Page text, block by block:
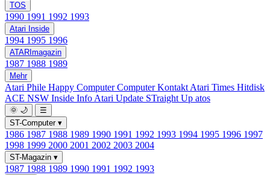
TOS
1990 1991 1992 1993
Atari Inside
1994 1995 1996
ATARImagazin
1987 1988 1989
Mehr
Atari Phile Happy ComputerComputer Kontakt Atari Times Hitdisk
ACE NSW Inside Info Atari Update STraight Up atos
🌞 🌙
☰
ST-Computer ▾
1986 1987 1988 1989 1990 1991 1992 1993 1994 1995 1996 1997
1998 1999 2000 2001 2002 2003 2004
ST-Magazin ▾
1987 1988 1989 1990 1991 1992 1993